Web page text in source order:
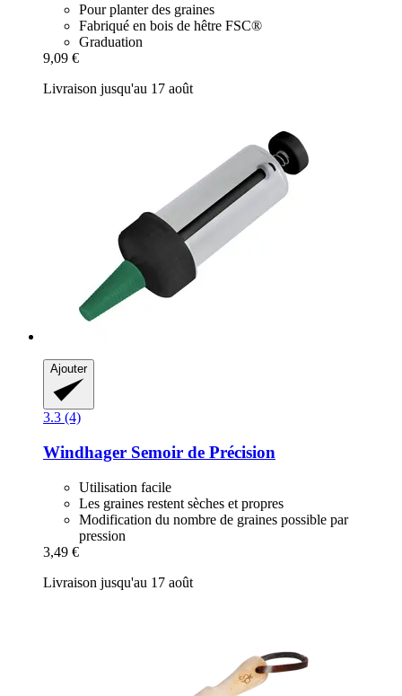
Pour planter des graines
Fabriqué en bois de hêtre FSC®
Graduation
9,09 €
Livraison jusqu'au 17 août
Ajouter
3.3 (4)
Windhager Semoir de Précision
Utilisation facile
Les graines restent sèches et propres
Modification du nombre de graines possible par
pression
3,49 €
Livraison jusqu'au 17 août